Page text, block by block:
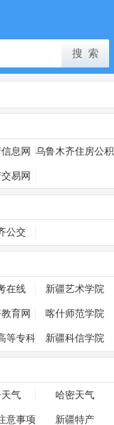
息网 乌鲁木齐住房公积
易网
公交
在线 新疆艺术学院
育网 喀什师范学院
等专科 新疆科信学院
气 哈密天气
意事项 新疆特产